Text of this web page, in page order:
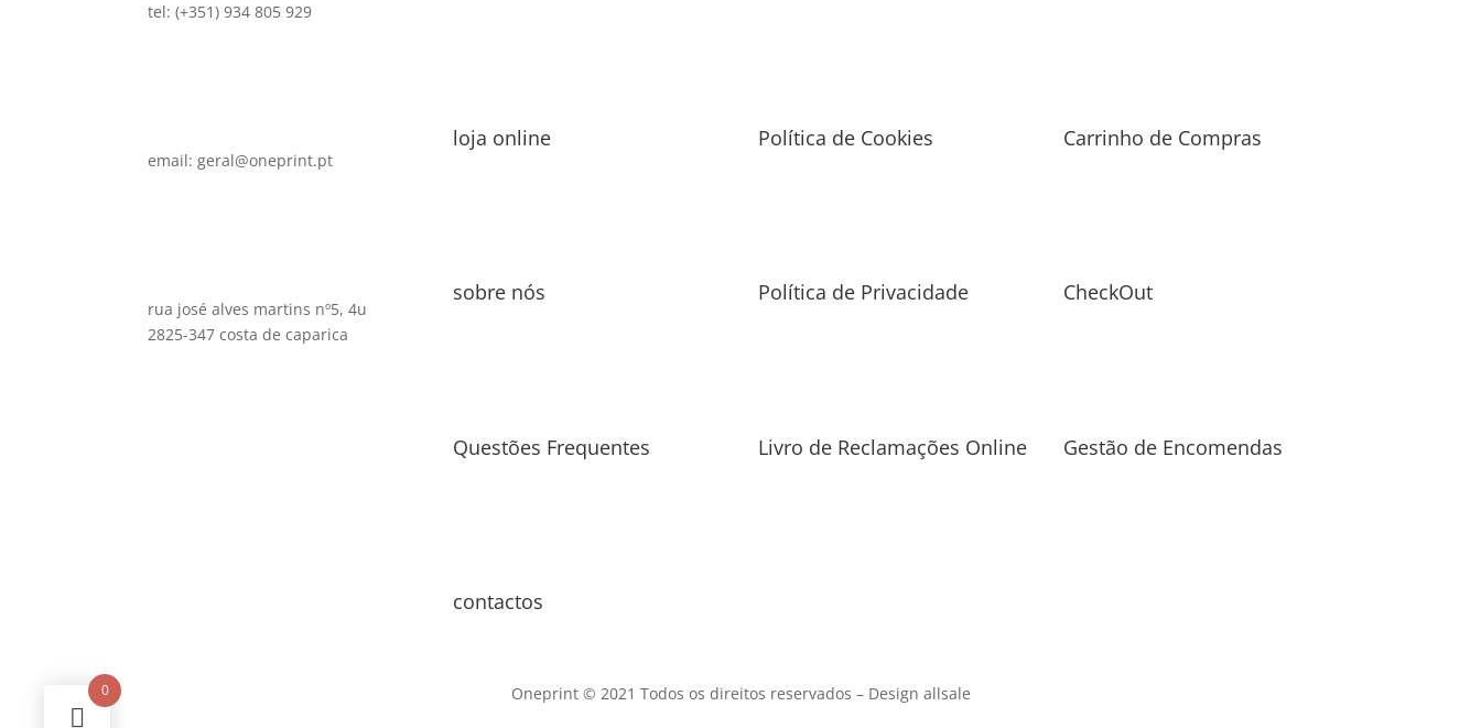
tel: (+351) 934 805 929
email: geral@oneprint.pt
rua josé alves martins nº5, 4u
2825-347 costa de caparica
loja online
sobre nós
Questões Frequentes
contactos
Política de Cookies
Política de Privacidade
Livro de Reclamações Online
Carrinho de Compras
CheckOut
Gestão de Encomendas
Oneprint © 2021 Todos os direitos reservados – Design allsale
0